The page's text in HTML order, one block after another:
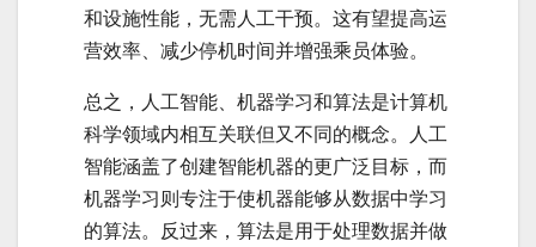
和设施性能，无需人工干预。这有望提高运
营效率、减少停机时间并增强乘员体验。
总之，人工智能、机器学习和算法是计算机
科学领域内相互关联但又不同的概念。人工
智能涵盖了创建智能机器的更广泛目标，而
机器学习则专注于使机器能够从数据中学习
的算法。反过来，算法是用于处理数据并做